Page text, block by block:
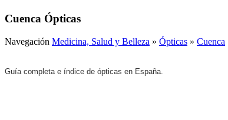
Cuenca Ópticas
Navegación Medicina, Salud y Belleza » Ópticas » Cuenca
Guía completa e índice de ópticas en España.